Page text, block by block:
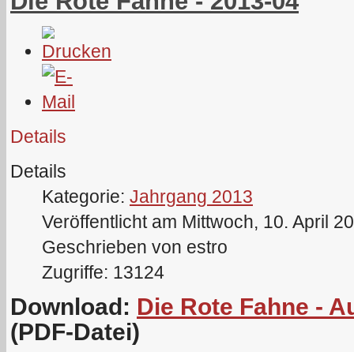
Details
Details
Kategorie: Jahrgang 2013
Veröffentlicht am Mittwoch, 10. April
Geschrieben von estro
Zugriffe: 13124
Download: Die Rote Fahne -
(PDF-Datei)